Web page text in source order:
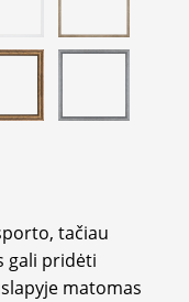
tačiau
gali pridėti
matomas